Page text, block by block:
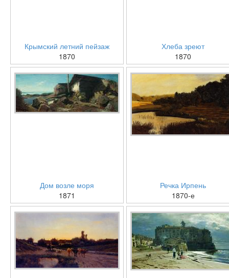
Крымский летний пейзаж
1870
Хлеба зреют
1870
Дом возле моря
1871
Речка Ирпень
1870-е